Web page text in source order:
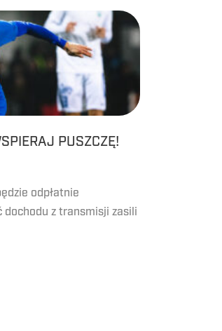
PUSZCZĘ!
odpłatnie
dochodu z transmisji zasili